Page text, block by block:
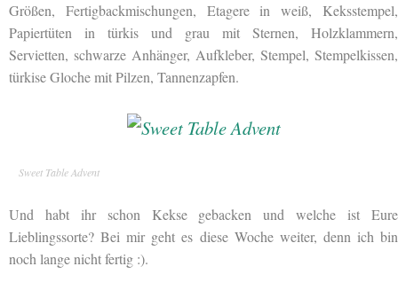
Größen, Fertigbackmischungen, Etagere in weiß, Keksstempel,
Papiertüten in türkis und grau mit Sternen, Holzklammern,
Servietten, schwarze Anhänger, Aufkleber, Stempel, Stempelkissen,
türkise Gloche mit Pilzen, Tannenzapfen.
Sweet Table Advent
Und habt ihr schon Kekse gebacken und welche ist Eure
Lieblingssorte? Bei mir geht es diese Woche weiter, denn ich bin
noch lange nicht fertig :).